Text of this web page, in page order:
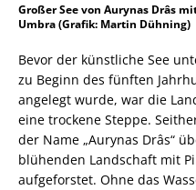
Großer See von Aurynas Drâs
Umbra (Grafik: Martin Dühning)
Bevor der künstliche See
zu Beginn des fünften
angelegt wurde, war die
eine trockene Steppe.
der Name „Aurynas Drâs“
blühenden Landschaft mit
aufgeforstet. Ohne das